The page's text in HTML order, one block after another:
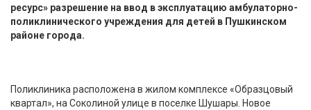
ресурс» разрешение на ввод в эксплуатацию амбулаторно-
поликлинического учреждения для детей в Пушкинском
районе города.
Поликлиника расположена в жилом комплексе «Образцовый
квартал», на Соколиной улице в поселке Шушары. Новое